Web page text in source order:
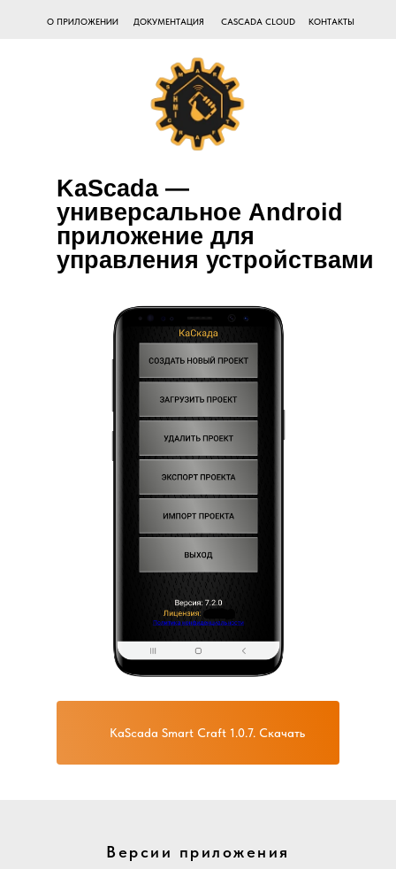
КОНТАКТЫ
CASCADA CLOUD
О ПРИЛОЖЕНИИ ДОКУМЕНТАЦИЯ
KaScada Smart Craft 1.0.7. Скачать
KaScada —
универсальное Android
приложение для
управления устройствами
Версии приложения